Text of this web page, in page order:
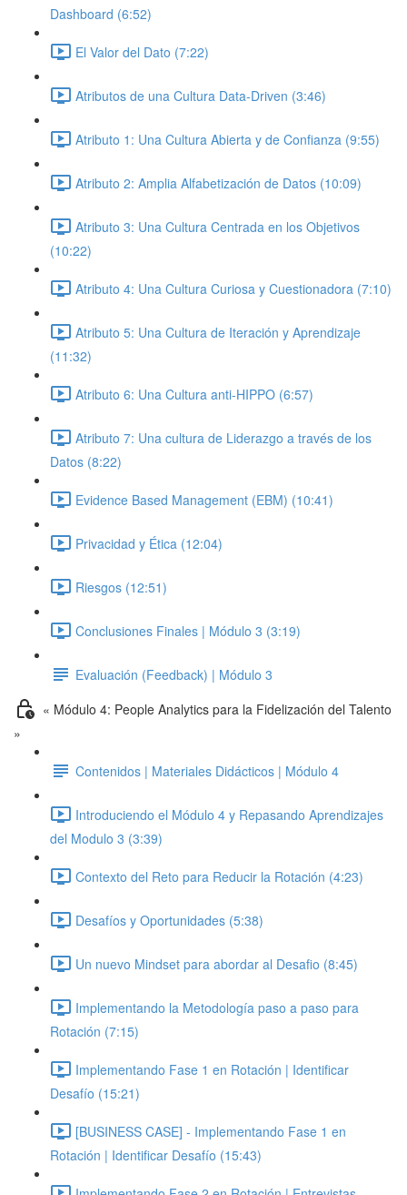
Dashboard (6:52)
El Valor del Dato (7:22)
Atributos de una Cultura Data-Driven (3:46)
Atributo 1: Una Cultura Abierta y de Confianza (9:55)
Atributo 2: Amplia Alfabetización de Datos (10:09)
Atributo 3: Una Cultura Centrada en los Objetivos
(10:22)
Atributo 4: Una Cultura Curiosa y Cuestionadora (7:10)
Atributo 5: Una Cultura de Iteración y Aprendizaje
(11:32)
Atributo 6: Una Cultura anti-HIPPO (6:57)
Atributo 7: Una cultura de Liderazgo a través de los
Datos (8:22)
Evidence Based Management (EBM) (10:41)
Privacidad y Ética (12:04)
Riesgos (12:51)
Conclusiones Finales | Módulo 3 (3:19)
Evaluación (Feedback) | Módulo 3
« Módulo 4: People Analytics para la Fidelización del Talento
»
Contenidos | Materiales Didácticos | Módulo 4
Introduciendo el Módulo 4 y Repasando Aprendizajes
del Modulo 3 (3:39)
Contexto del Reto para Reducir la Rotación (4:23)
Desafíos y Oportunidades (5:38)
Un nuevo Mindset para abordar al Desafio (8:45)
Implementando la Metodología paso a paso para
Rotación (7:15)
Implementando Fase 1 en Rotación | Identificar
Desafío (15:21)
[BUSINESS CASE] - Implementando Fase 1 en
Rotación | Identificar Desafío (15:43)